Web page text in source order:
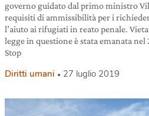
governo guidato dal primo ministro
requisiti di ammissibilità per i
l’aiuto ai rifugiati in reato penale.
legge in questione è stata emanata nel
Stop
Diritti umani 27 luglio 2019